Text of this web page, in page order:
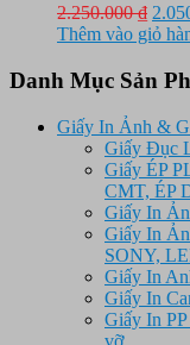
2.250.000₫ Giá
gốc
Thêm vào giỏ
Danh Mục Sản
Giấy In Ảnh &
Giấy Đục
Giấy ÉP
CMT, ÉP
Giấy In
Giấy In
SONY,
Giấy In
Giấy In
Giấy In
vỡ